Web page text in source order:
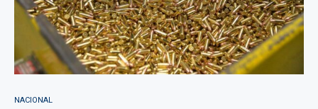
NACIONAL